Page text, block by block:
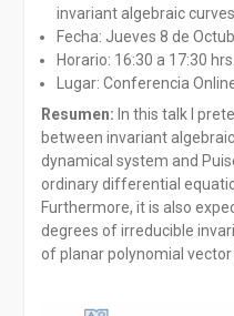
invariant algebraic curves.
Fecha: Jueves 8 de
Horario: 16:30 a 17:30 hrs.
Lugar: Conferencia
Resumen: In this talk I
between invariant
dynamical system and
ordinary differential
Furthermore, it is also
degrees of irreducible
of planar polynomial vector